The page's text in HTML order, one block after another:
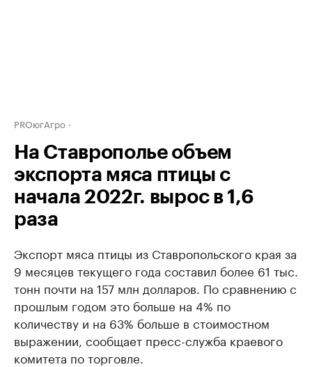
PROюгАгро
На Ставрополье объем
экспорта мяса птицы с
начала 2022г. вырос в 1,6
раза
Экспорт мяса птицы из Ставропольского края за
9 месяцев текущего года составил более 61 тыс.
тонн почти на 157 млн долларов. По сравнению с
прошлым годом это больше на 4% по
количеству и на 63% больше в стоимостном
выражении, сообщает пресс-служба краевого
комитета по торговле.